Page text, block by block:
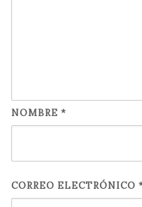
NOMBRE *
CORREO ELECTRÓNICO